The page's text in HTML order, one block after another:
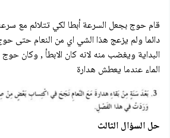
قام حوج بجعل السرعة أبطا لكي تتلائم مع
دائما ولم يزعج هذا الشي اي من النعام حتى
البداية ويغضب منه لانه كان الابطأ , وكان
الماء عندما يعطش هدارة
حل السؤال الثالث